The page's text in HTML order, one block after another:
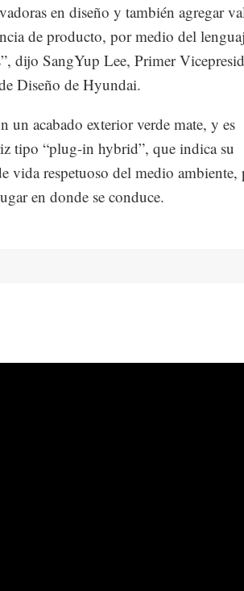
en diseño y también agregar
de producto, por medio del
dijo SangYup Lee, Primer
Diseño de Hyundai.
un acabado exterior verde mate, y es
tipo “plug-in hybrid”, que indica su
vida respetuoso del medio ambiente,
en donde se conduce.